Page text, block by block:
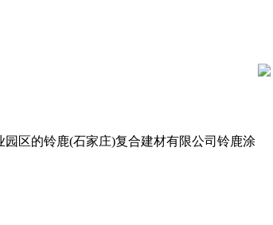
园区的铃鹿(石家庄)复合建材有限公司铃鹿涂